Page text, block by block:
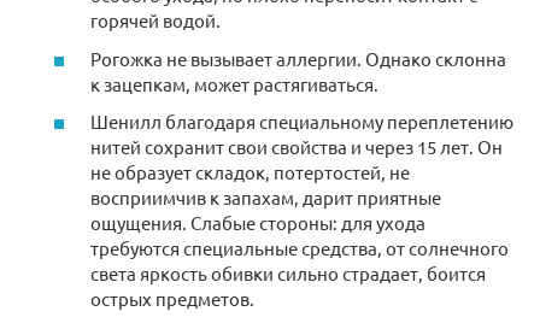
горячей водой.
Рогожка не вызывает аллергии. Однако склонна
к зацепкам, может растягиваться.
Шенилл благодаря специальному переплетению
нитей сохранит свои свойства и через 15 лет. Он
не образует складок, потертостей, не
восприимчив к запахам, дарит приятные
ощущения. Слабые стороны: для ухода
требуются специальные средства, от солнечного
света яркость обивки сильно страдает, боится
острых предметов.